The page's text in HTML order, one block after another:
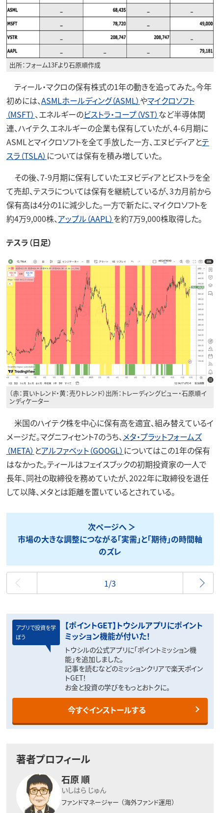
出所：フォーム13Fより石原順作成
ティール・マクロの保有株式の1年の動きを追ってみた。今年
初めには、ASMLホールディング（ASML） やマイクロソフト
（MSFT） 、エネルギーのビストラ・コープ（VST） など半導体関
連、ハイテク、エネルギーの企業も保有していたが、4-6月期に
ASMLとマイクロソフトを全て手放した一方、エヌビディアとテ
スラ（TSLA） については保有を積み増していた。
その後、7-9月期に保有していたエヌビディアとビストラを全
て売却、テスラについては保有を継続しているが、3カ月前から
保有高は4分の1に減少した。一方で新たに、マイクロソフトを
約4万9,000株、アップル（AAPL） を約7万9,000株取得した。
テスラ（日足）
（赤：買いトレンド・黄：売りトレンド）出所：トレーディングビュー・石原順イ
ンディケーター
米国のハイテク株を中心に保有高を適宜、組み替えているイ
メージだ。マグニフィセント7のうち、メタ・プラットフォームズ
（META） とアルファベット（GOOGL） についてはこの1年の保有
はなかった。ティールはフェイスブックの初期投資家の一人で
長年、同社の取締役を務めていたが、2022年に取締役を退任
して以降、メタとは距離を置いているとされている。
次ページへ
市場の大きな調整につながる「実需」と「期待」の時間軸
のズレ
最初
1/3
アプリで投資を学
ぼう
【ポイントGET】トウシルアプリにポイント
ミッション機能が付いた！
トウシルの公式アプリに「ポイントミッション機
能」を追加しました。
記事を読むなどのミッションクリアで楽天ポイン
トGET！
お金と投資の学びをもっとおトクに。
今すぐインストールする
著者プロフィール
石原 順
いしはら じゅん
ファンドマネージャー （海外ファンド運用）